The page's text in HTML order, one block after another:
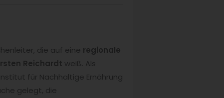
die auf eine regionale
Reichardt weiß. Als
für Nachhaltige Ernährung
gelegt, die